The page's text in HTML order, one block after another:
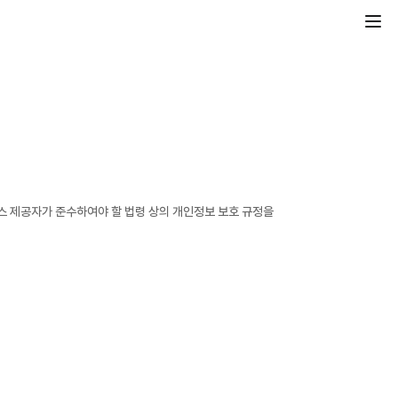
공자가 준수하여야 할 법령 상의 개인정보 보호 규정을